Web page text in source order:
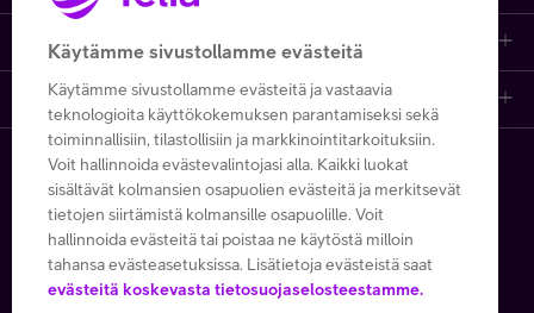
Yrittäjän palvelut
Julkishallinnolle
Wholesale
Business
5G yrityksille
Yhteystiedot
Paikalliset yritysmyyjät
Viat ja häiriöt
Laskut ja maksaminen
Kaikki sisällöt
Artikkelit
Referenssit
Asiakasvinkit
Webinaarit ja koulutukset
Telia
Telia
Telia Cygate
Telia Finland
Telia yrityksenä
Vastuullisuus
Turvaverkko
Copyright Telia Company 2026
Kaikki hinnat ALV 0 %
Tietosuoja ja -turva Käyttöehdot Evästeiden käyttö
Käytämme sivustollamme evästeitä
Käytämme sivustollamme evästeitä ja vastaavia
teknologioita käyttökokemuksen parantamiseksi sekä
toiminnallisiin, tilastollisiin ja markkinointitarkoituksiin.
Voit hallinnoida evästevalintojasi alla. Kaikki luokat
sisältävät kolmansien osapuolien evästeitä ja merkitsevät
tietojen siirtämistä kolmansille osapuolille. Voit
hallinnoida evästeitä tai poistaa ne käytöstä milloin
tahansa evästeasetuksissa. Lisätietoja evästeistä saat
evästeitä koskevasta tietosuojaselosteestamme.